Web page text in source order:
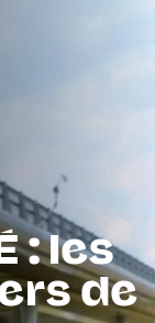
: les
de